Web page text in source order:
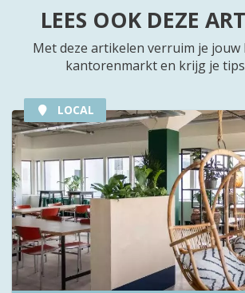
LEES OOK DEZE
Met deze artikelen verruim je jouw
kantorenmarkt en krijg je
LOCAL